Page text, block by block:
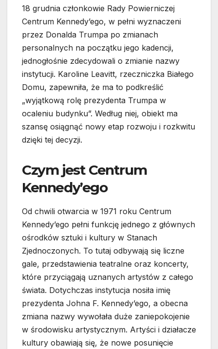
18 grudnia członkowie Rady Powierniczej
Centrum Kennedy’ego, w pełni wyznaczeni
przez Donalda Trumpa po zmianach
personalnych na początku jego kadencji,
jednogłośnie zdecydowali o zmianie nazwy
instytucji. Karoline Leavitt, rzeczniczka Białego
Domu, zapewniła, że ma to podkreślić
„wyjątkową rolę prezydenta Trumpa w
ocaleniu budynku”. Według niej, obiekt ma
szansę osiągnąć nowy etap rozwoju i rozkwitu
dzięki tej decyzji.
Czym jest Centrum
Kennedy’ego
Od chwili otwarcia w 1971 roku Centrum
Kennedy’ego pełni funkcję jednego z głównych
ośrodków sztuki i kultury w Stanach
Zjednoczonych. To tutaj odbywają się liczne
gale, przedstawienia teatralne oraz koncerty,
które przyciągają uznanych artystów z całego
świata. Dotychczas instytucja nosiła imię
prezydenta Johna F. Kennedy’ego, a obecna
zmiana nazwy wywołała duże zaniepokojenie
w środowisku artystycznym. Artyści i działacze
kultury obawiają się, że nowe posunięcie